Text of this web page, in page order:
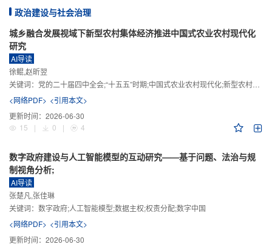
政治建设与社会治理
城乡融合发展视域下新型农村集体经济推进中国式农业农村现代化
研究
AI导读
徐鲲,赵昕翌
关键词： 党的二十届四中全会;“十五五”时期;中国式农业农村现代化;新型农村集体经济;城乡融合发展;新质生产力
<网络PDF> <引用本文>
更新时间： 2026-06-30
15
| 0 | 4
数字政府建设与人工智能模型的互动研究——基于问题、法治与规
制视角分析;
AI导读
张楚凡,张佳琳
关键词： 数字政府;人工智能模型;数据主权;权责分配;数字中国
<网络PDF> <引用本文>
更新时间： 2026-06-30